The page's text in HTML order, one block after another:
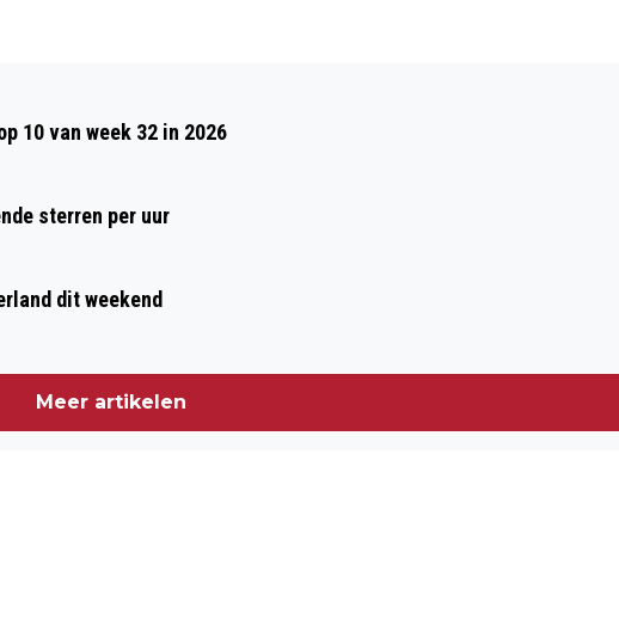
AANTAL ZOMERACTIVITEITEN AAN
10 van week 32 in 2026
sterren per uur
dit weekend
Meer artikelen